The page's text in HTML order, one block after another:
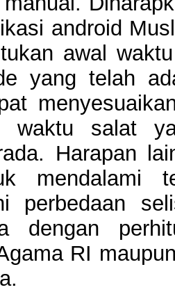
android
awal
yang telah
waktu salat
Harapan
mendalami
perbedaan
dengan
RI